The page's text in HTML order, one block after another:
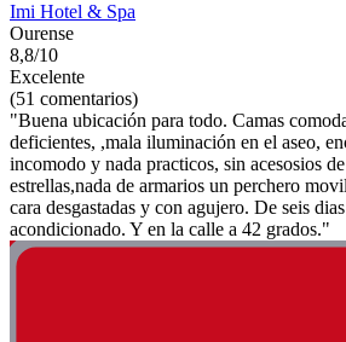
Imi Hotel & Spa
Ourense
8,8/10
Excelente
(51 comentarios)
"Buena ubicación para todo. Camas
deficientes, ,mala iluminación en el aseo,
incomodo y nada practicos, sin acesosios
estrellas,nada de armarios un perchero
cara desgastadas y con agujero. De seis
acondicionado. Y en la calle a 42 grados."